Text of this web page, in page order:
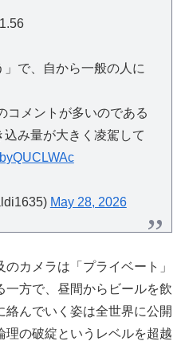
で、自から一般の人に
コメントが多いのである
み量が大きく凌駕して
May 28, 2026
カメラは「プライベート」
一方で、昼間からビールを飲
んでいく姿は全世界に公開
の破綻というレベルを超越